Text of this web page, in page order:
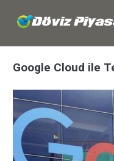
Google Cloud ile